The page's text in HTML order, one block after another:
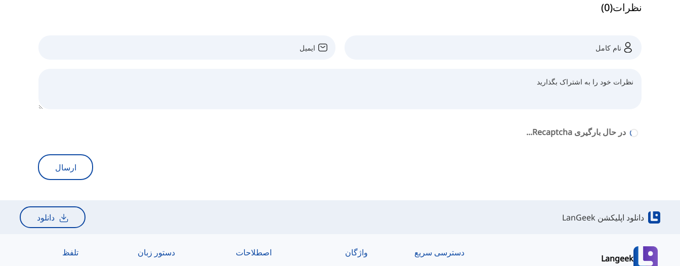
نظرات(
0
)
در حال بارگیری Recaptcha...
ارسال
دانلود اپلیکشن LanGeek دانلود
Langeek
دسترسی سریع واژگان اصطلاحات دستور زبان تلفظ